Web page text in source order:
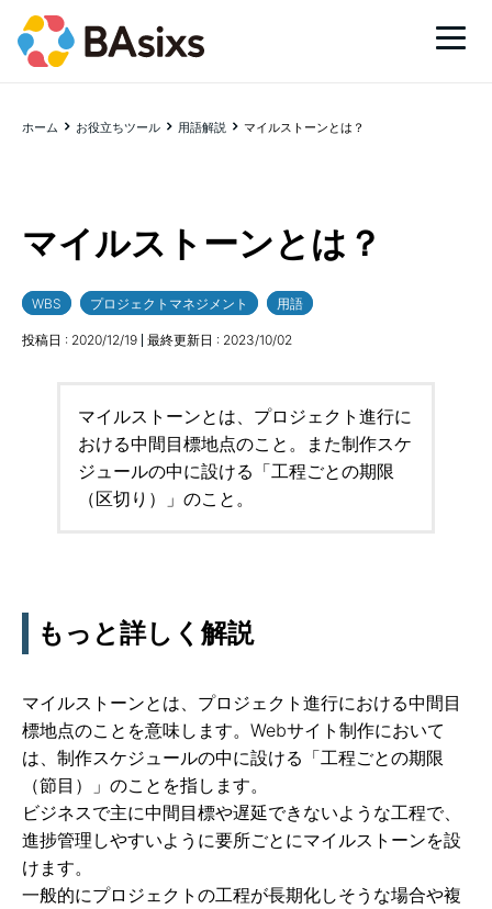
ホーム お役立ちツール 用語解説 マイルストーンとは？
マイルストーンとは？
WBS プロジェクトマネジメント 用語
投稿日 : 2020/12/19 最終更新日 : 2023/10/02
マイルストーンとは、プロジェクト進行に
おける中間目標地点のこと。また制作スケ
ジュールの中に設ける「工程ごとの期限
（区切り）」のこと。
もっと詳しく解説
マイルストーンとは、プロジェクト進行における中間目
標地点のことを意味します。Webサイト制作において
は、制作スケジュールの中に設ける「工程ごとの期限
（節目）」のことを指します。
ビジネスで主に中間目標や遅延できないような工程で、
進捗管理しやすいように要所ごとにマイルストーンを設
けます。
一般的にプロジェクトの工程が長期化しそうな場合や複